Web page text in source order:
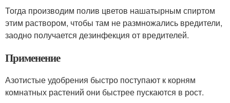
Тогда производим полив цветов нашатырным спиртом
этим раствором, чтобы там не размножались вредители,
заодно получается дезинфекция от вредителей.
Применение
Азотистые удобрения быстро поступают к корням
комнатных растений они быстрее пускаются в рост.